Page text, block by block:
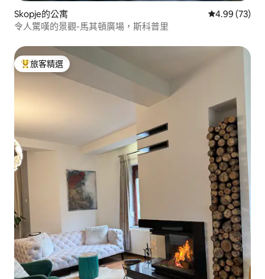
Skopje的公寓 從 73 則評價
4.99 (73)
令人驚嘆的景觀-馬其頓廣場，斯科普里
旅客精選榜首
旅客精選